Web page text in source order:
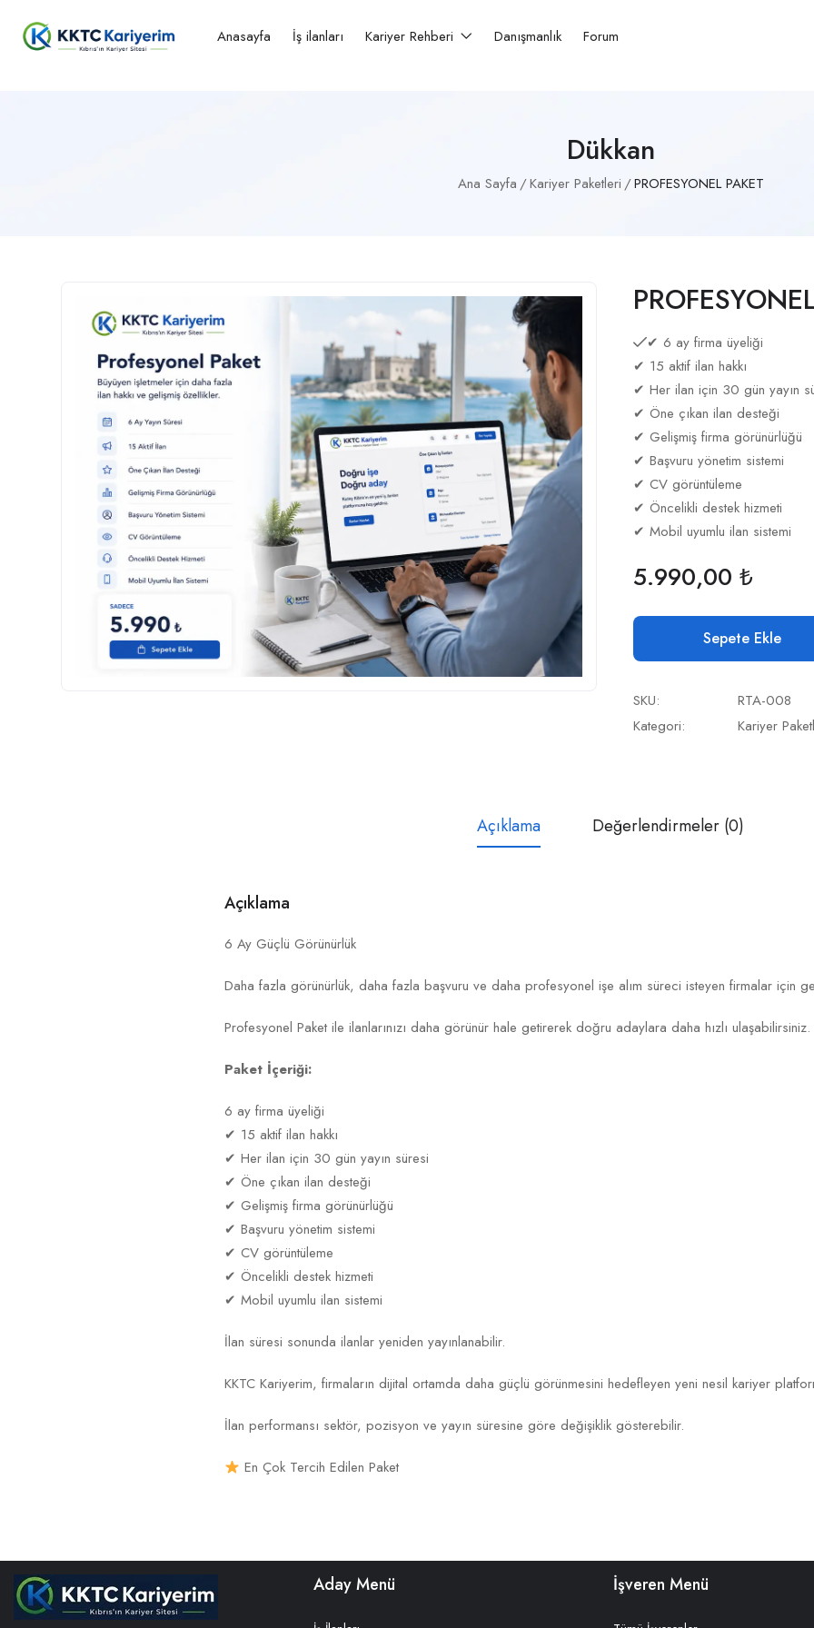
Anasayfa İş ilanları Kariyer Rehberi Danışmanlık Forum
Dükkan
Ana Sayfa Kariyer Paketleri PROFESYONEL PAKET
✔ 6 ay firma üyeliği
✔ 15 aktif ilan hakkı
✔ Her ilan için 30 gün yayın
✔ Öne çıkan ilan desteği
✔ Gelişmiş firma görünürlüğü
✔ Başvuru yönetim sistemi
✔ CV görüntüleme
✔ Öncelikli destek hizmeti
✔ Mobil uyumlu ilan sistemi
5.990,00 ₺
Sepete Ekle
SKU:
RTA-008
Kategori:
Kariyer
Açıklama Değerlendirmeler (0)
Açıklama
6 Ay Güçlü Görünürlük
Daha fazla görünürlük, daha fazla başvuru ve daha profesyonel işe alım süreci isteyen firmalar için
Profesyonel Paket ile ilanlarınızı daha görünür hale getirerek doğru adaylara daha hızlı ulaşabilirsiniz.
Paket İçeriği:
6 ay firma üyeliği
✔ 15 aktif ilan hakkı
✔ Her ilan için 30 gün yayın süresi
✔ Öne çıkan ilan desteği
✔ Gelişmiş firma görünürlüğü
✔ Başvuru yönetim sistemi
✔ CV görüntüleme
✔ Öncelikli destek hizmeti
✔ Mobil uyumlu ilan sistemi
İlan süresi sonunda ilanlar yeniden yayınlanabilir.
KKTC Kariyerim, firmaların dijital ortamda daha güçlü görünmesini hedefleyen yeni nesil kariyer
İlan performansı sektör, pozisyon ve yayın süresine göre değişiklik gösterebilir.
En Çok Tercih Edilen Paket
Aday Menü İşveren Menü